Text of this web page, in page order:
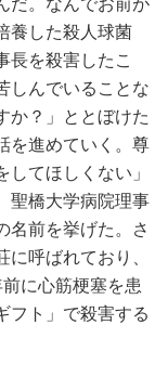
養した殺人球菌
長を殺害したこ
しんでいることな
か？」ととぼけた
を進めていく。尊
てほしくない」
聖橋大学病院理事
名前を挙げた。さ
呼ばれており、
に心筋梗塞を患
フト」で殺害する